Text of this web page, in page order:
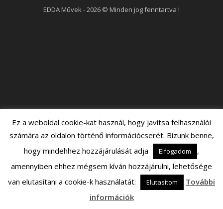
EDDA Művek - 2026 © Minden jog fenntartva !
Ez a weboldal cookie-kat használ, hogy javítsa felhasználói
számára az oldalon történő információcserét. Bízunk benne,
hogy mindehhez hozzájárulását adja
Elfogadom
,
amennyiben ehhez mégsem kíván hozzájárulni, lehetősége
van elutasítani a cookie-k használatát:
Elutasítom
További
információk